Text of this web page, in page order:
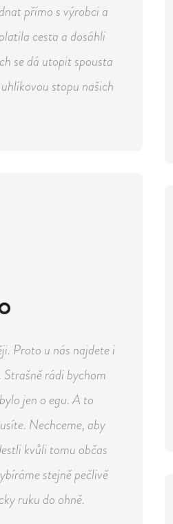
přímo s výrobci a
cesta a dosáhli
se dá utopit spousta
stopu našich
Proto u nás najdete i
rádi bychom
jen o egu. A to
Nechceme, aby
kvůli tomu občas
stejně pečlivě
ruku do ohně.